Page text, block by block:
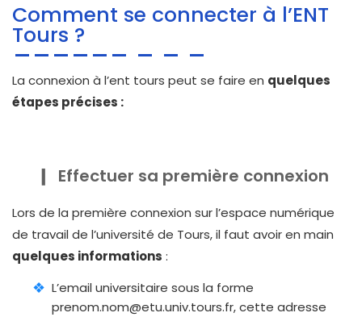
Comment se connecter à l’ENT
Tours ?
La connexion à l’ent tours peut se faire en quelques
étapes précises :
Effectuer sa première connexion
Lors de la première connexion sur l’espace numérique
de travail de l’université de Tours, il faut avoir en main
quelques informations :
L’email universitaire sous la forme
prenom.nom@etu.univ.tours.fr, cette adresse